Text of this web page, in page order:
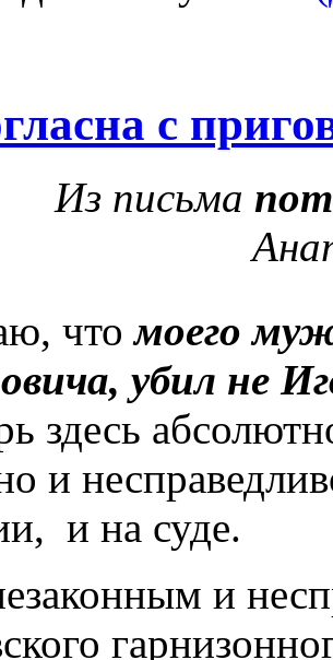
с
Из письма
чтомоего
убил не
здесь
и
и на суде.
и